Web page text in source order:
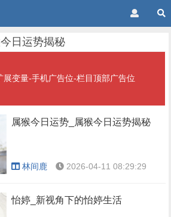
日运势揭秘
展变量-手机广告位-栏目顶部广告位
属猴今日运势_属猴今日运势揭秘
林间鹿 2026-04-11 08:29:29
怡婷_新视角下的怡婷生活